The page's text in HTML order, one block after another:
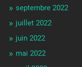
septembre 2022
juillet 2022
juin 2022
mai 2022